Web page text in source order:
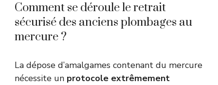
Comment se déroule le retrait
sécurisé des anciens plombages au
mercure ?
La dépose d’amalgames contenant du mercure
nécessite un protocole extrêmement